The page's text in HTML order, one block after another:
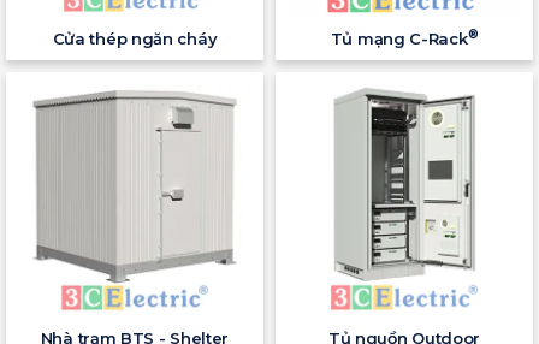
Cửa thép ngăn cháy Tủ mạng C-Rack®
Nhà trạm BTS - Shelter Tủ nguồn Outdoor